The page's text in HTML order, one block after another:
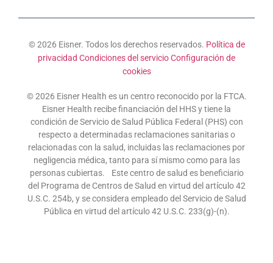
© 2026 Eisner. Todos los derechos reservados. Política de
privacidad Condiciones del servicioConfiguración de
cookies
© 2026 Eisner Health es un centro reconocido por la FTCA.
Eisner Health recibe financiación del HHS y tiene la
condición de Servicio de Salud Pública Federal (PHS) con
respecto a determinadas reclamaciones sanitarias o
relacionadas con la salud, incluidas las reclamaciones por
negligencia médica, tanto para sí mismo como para las
personas cubiertas. Este centro de salud es beneficiario
del Programa de Centros de Salud en virtud del artículo 42
U.S.C. 254b, y se considera empleado del Servicio de Salud
Pública en virtud del artículo 42 U.S.C. 233(g)-(n).